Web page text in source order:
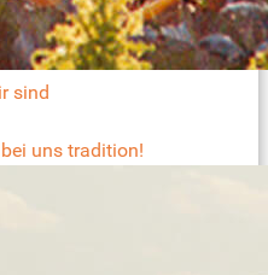
sind
uns tradition!